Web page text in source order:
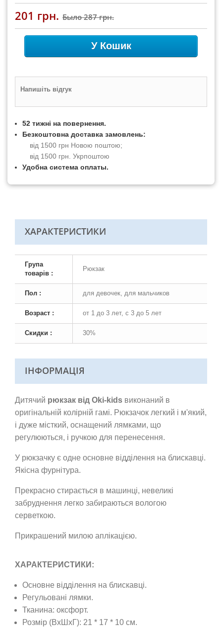
201 грн. Было287 грн.
У Кошик
Напишіть відгук
52 тижні на повернення.
Безкоштовна доставка замовлень:
від 1500 грн Новою поштою;
від 1500 грн. Укрпоштою
Удобна система оплаты.
ХАРАКТЕРИСТИКИ
Група
товарів :
Рюкзак
Пол : для девочек, для мальчиков
Возраст : от 1 до 3 лет, с 3 до 5 лет
Скидки : 30%
ІНФОРМАЦІЯ
Дитячий рюкзак від Oki-kids виконаний в
оригінальній колірній гамі. Рюкзачок легкий і м'який,
і дуже місткий, оснащений лямками, що
регулюються, і ручкою для перенесення.
У рюкзачку є одне основне відділення на блискавці.
Якісна фурнітура.
Прекрасно стирається в машинці, невеликі
забруднення легко забираються вологою
серветкою.
Прикрашений милою аплікацією.
ХАРАКТЕРИСТИКИ:
Основне відділення на блискавці.
Регульовані лямки.
Тканина: оксфорт.
Розмір (ВхШхГ): 21 * 17 * 10 см.